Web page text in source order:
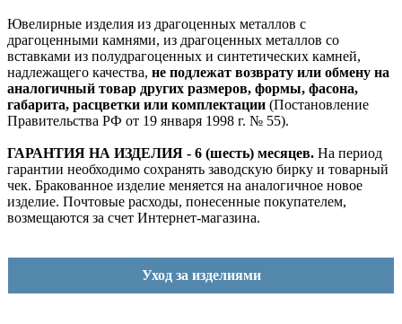
Ювелирные изделия из драгоценных металлов с
драгоценными камнями, из драгоценных металлов со
вставками из полудрагоценных и синтетических камней,
надлежащего качества, не подлежат возврату или обмену на
аналогичный товар других размеров, формы, фасона,
габарита, расцветки или комплектации (Постановление
Правительства РФ от 19 января 1998 г. № 55).
ГАРАНТИЯ НА ИЗДЕЛИЯ - 6 (шесть) месяцев. На период
гарантии необходимо сохранять заводскую бирку и товарный
чек. Бракованное изделие меняется на аналогичное новое
изделие. Почтовые расходы, понесенные покупателем,
возмещаются за счет Интернет-магазина.
Уход за изделиями